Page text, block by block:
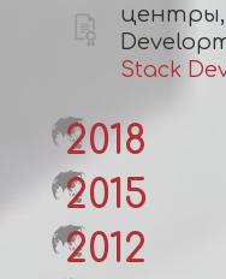
центры,
Stack
2018
2015
2012